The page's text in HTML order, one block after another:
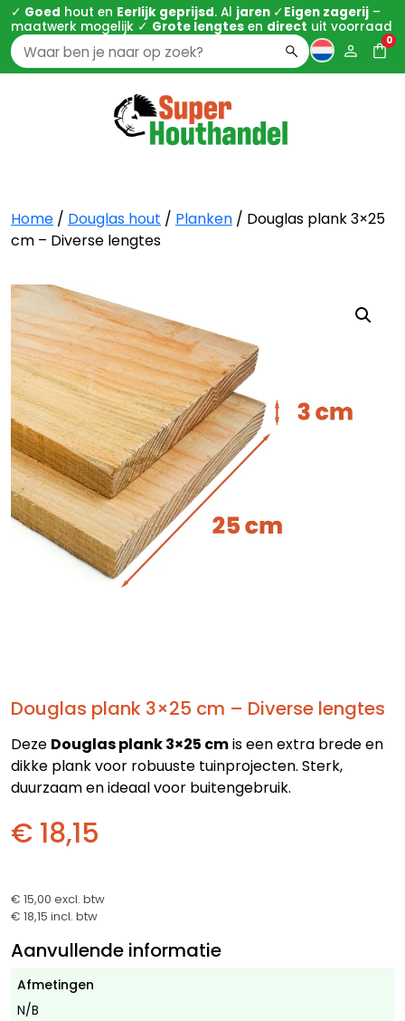
✓ Goed hout en Eerlijk geprijsd. Al jaren ✓Eigen zagerij –
maatwerk mogelijk ✓ Grote lengtes en direct uit voorraad
Zoeken
naar:
0
Home / Douglas hout / Planken / Douglas plank 3×25
cm – Diverse lengtes
Douglas plank 3×25 cm – Diverse lengtes
Deze Douglas plank 3×25 cmis een extra brede en
dikke plank voor robuuste tuinprojecten. Sterk,
duurzaam en ideaal voor buitengebruik.
€ 18,15
€ 15,00 excl. btw
€ 18,15 incl. btw
Aanvullende informatie
Afmetingen
N/B